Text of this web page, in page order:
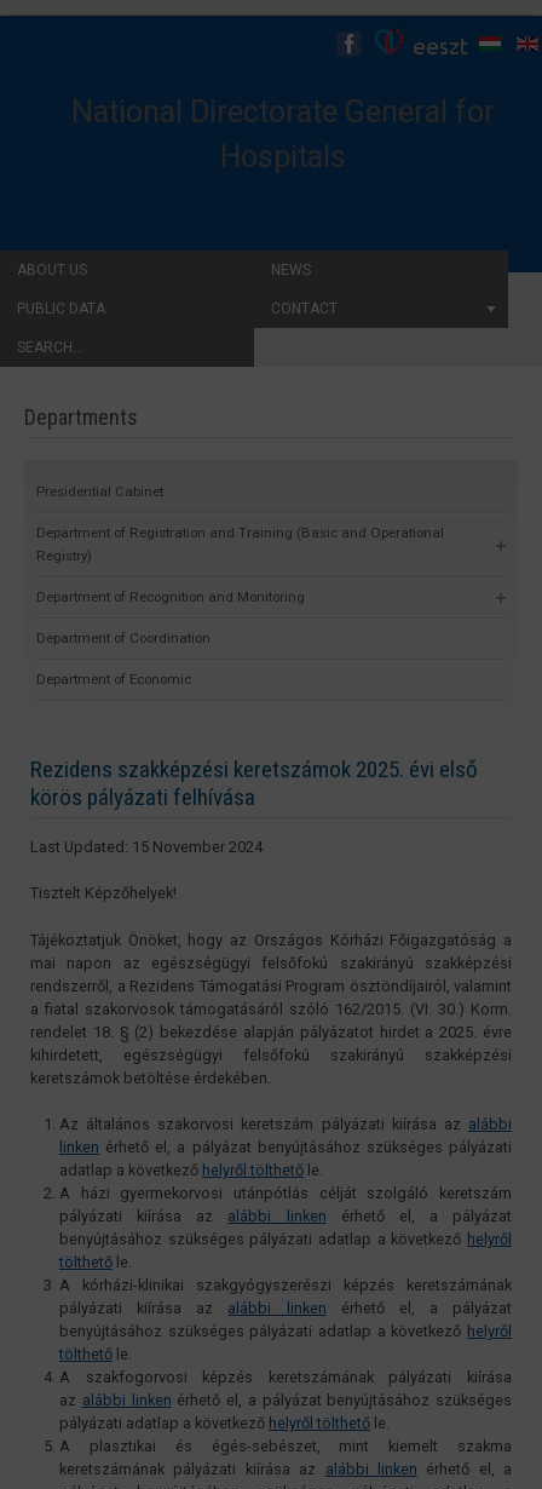
ABOUT US NEWS
PUBLIC DATA CONTACT
SEARCH...
National Directorate General for
Hospitals
Departments
Presidential Cabinet
Department of Registration and Training (Basic and Operational
Registry)
Department of Recognition and Monitoring
Department of Coordination
Department of Economic
Rezidens szakképzési keretszámok 2025. évi első
körös pályázati felhívása
Last Updated: 15 November 2024
Tisztelt Képzőhelyek!
Tájékoztatjuk Önöket, hogy az Országos Kórházi Főigazgatóság a
mai napon az egészségügyi felsőfokú szakirányú szakképzési
rendszerről, a Rezidens Támogatási Program ösztöndíjairól, valamint
a fiatal szakorvosok támogatásáról szóló 162/2015. (VI. 30.) Korm.
rendelet 18. § (2) bekezdése alapján pályázatot hirdet a 2025. évre
kihirdetett, egészségügyi felsőfokú szakirányú szakképzési
keretszámok betöltése érdekében.
Az általános szakorvosi keretszám pályázati kiírása az alábbi
linken érhető el, a pályázat benyújtásához szükséges pályázati
adatlap a következő helyről tölthető le.
A házi gyermekorvosi utánpótlás célját szolgáló keretszám
pályázati kiírása az alábbi linken érhető el, a pályázat
benyújtásához szükséges pályázati adatlap a következő helyről
tölthető le.
A kórházi-klinikai szakgyógyszerészi képzés keretszámának
pályázati kiírása az alábbi linken érhető el, a pályázat
benyújtásához szükséges pályázati adatlap a következő helyről
tölthető le.
A szakfogorvosi képzés keretszámának pályázati kiírása
az alábbi linken érhető el, a pályázat benyújtásához szükséges
pályázati adatlap a következő helyről tölthető le.
A plasztikai és égés-sebészet, mint kiemelt szakma
keretszámának pályázati kiírása az alábbi linken érhető el, a